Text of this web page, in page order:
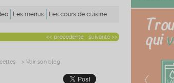
Les menus Les cours de cuisine
suivante >>
<< précédente
> Voir son blog